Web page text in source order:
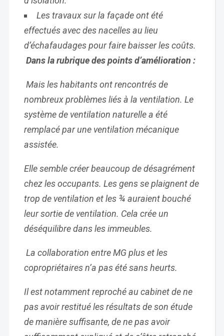
Les travaux sur la façade ont été
effectués avec des nacelles au lieu
d’échafaudages pour faire baisser les coûts.
Dans la rubrique des points d’amélioration :
Mais les habitants ont rencontrés de
nombreux problèmes liés à la ventilation. Le
système de ventilation naturelle a été
remplacé par une ventilation mécanique
assistée.
Elle semble créer beaucoup de désagrément
chez les occupants. Les gens se plaignent de
trop de ventilation et les ¾ auraient bouché
leur sortie de ventilation. Cela crée un
déséquilibre dans les immeubles.
La collaboration entre MG plus et les
copropriétaires n’a pas été sans heurts.
Il est notamment reproché au cabinet de ne
pas avoir restitué les résultats de son étude
de manière suffisante, de ne pas avoir